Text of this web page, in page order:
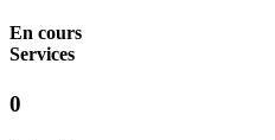
En cours
Services
0